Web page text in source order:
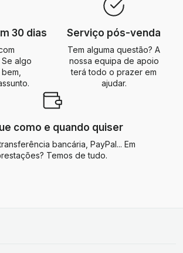
30 dias
algo
Serviço pós-venda
Tem alguma questão? A
nossa equipa de apoio
terá todo o prazer em
ajudar.
como e quando quiser
bancária, PayPal... Em
Temos de tudo.